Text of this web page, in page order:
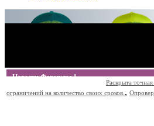
Новости Формулы 1
Раскрыта
ограничений на количество своих сроков. ,